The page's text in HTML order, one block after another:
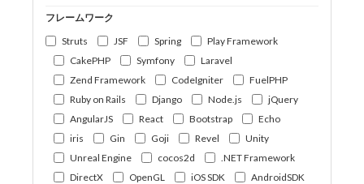
フレームワーク
Struts
JSF Spring
Play Framework
CakePHP
Symfony
Laravel
Zend Framework
CodeIgniter
FuelPHP
Ruby on Rails
Django Node.js
jQuery
AngularJS
React Bootstrap
Echo
iris
Gin Goji Revel
Unity
Unreal Engine
cocos2d
.NET Framework
DirectX
OpenGL iOS SDK
AndroidSDK